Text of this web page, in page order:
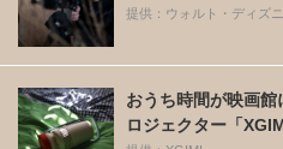
提供：ウォルト・ディズ
おうち時間が映画
ロジェクター「